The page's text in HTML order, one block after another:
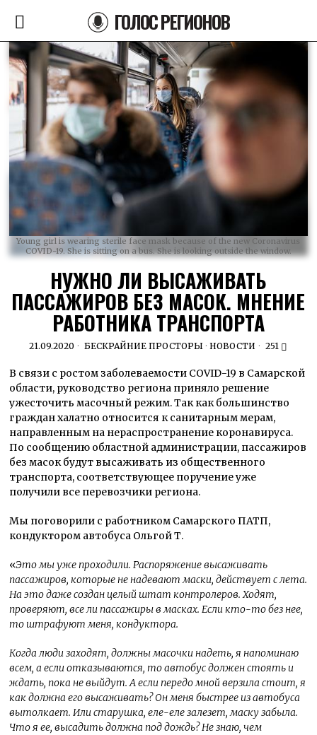
ГОЛОС РЕГИОНОВ
Young girl is wearing sterile face mask because of the new Coronavirus
COVID-19. She is sitting on a bus. She is looking outside the window.
НУЖНО ЛИ ВЫСАЖИВАТЬ
ПАССАЖИРОВ БЕЗ МАСОК. МНЕНИЕ
РАБОТНИКА ТРАНСПОРТА
21.09.2020 БЕСКРАЙНИЕ ПРОСТОРЫ · НОВОСТИ 251
В связи с ростом заболеваемости COVID-19 в Самарской
области, руководство региона приняло решение
ужесточить масочный режим. Так как большинство
граждан халатно относится к санитарным мерам,
направленным на нераспространение коронавируса.
По сообщению областной администрации, пассажиров
без масок будут высаживать из общественного
транспорта, соответствующее поручение уже
получили все перевозчики региона.
Мы поговорили с работником Самарского ПАТП,
кондуктором автобуса Ольгой Т.
«Это мы уже проходили. Распоряжение высаживать
пассажиров, которые не надевают маски, действует с лета.
На это даже создан целый штат контролеров. Ходят,
проверяют, все ли пассажиры в масках. Если кто-то без нее,
то штрафуют меня, кондуктора.
Когда люди заходят, должны масочки надеть, я напоминаю
всем, а если отказываются, то автобус должен стоять и
ждать, пока не выйдут. А если передо мной верзила стоит, я
как должна его высаживать? Он меня быстрее из автобуса
вытолкает. Или старушка, еле-еле залезет, маску забыла.
Что я ее, высадить должна под дождь? Не знаю, чем